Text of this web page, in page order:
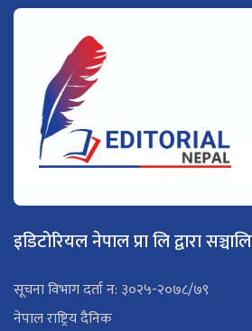
इडिटोरियल नेपाल प्रा लि द्वारा
सूचना विभाग दर्ता न: ३०२५-२०७८/७९
नेपाल राष्ट्रिय दैनिक